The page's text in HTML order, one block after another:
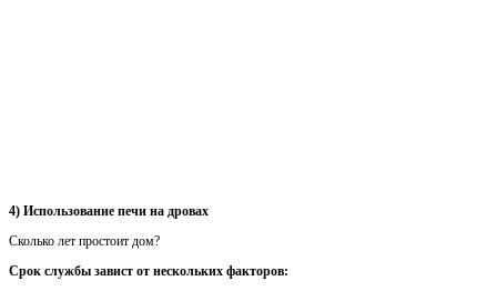
4) Использование печи на дровах
Сколько лет простоит дом?
Срок службы завист от нескольких факторов: